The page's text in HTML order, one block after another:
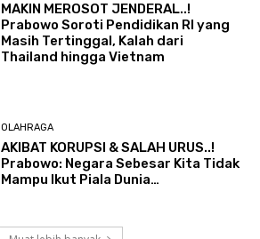
MAKIN MEROSOT JENDERAL..!
Prabowo Soroti Pendidikan RI yang
Masih Tertinggal, Kalah dari
Thailand hingga Vietnam
OLAHRAGA
AKIBAT KORUPSI & SALAH URUS..!
Prabowo: Negara Sebesar Kita Tidak
Mampu Ikut Piala Dunia…